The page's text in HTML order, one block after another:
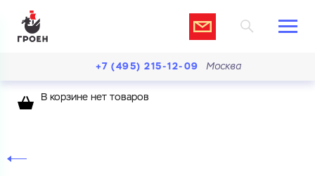
+7 (495) 215-12-09 Москва
В корзине нет товаров